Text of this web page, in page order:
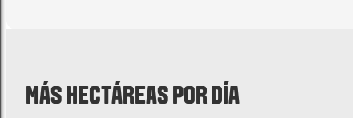
MÁS HECTÁREAS POR DÍA